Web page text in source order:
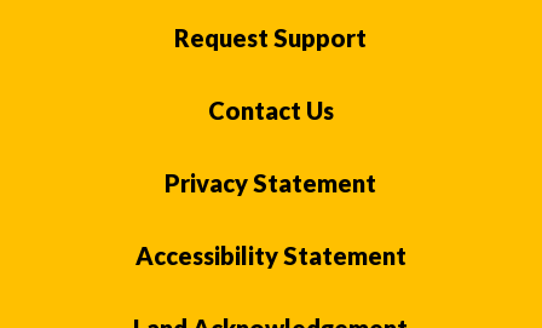
Request Support
Contact Us
Privacy Statement
Accessibility Statement